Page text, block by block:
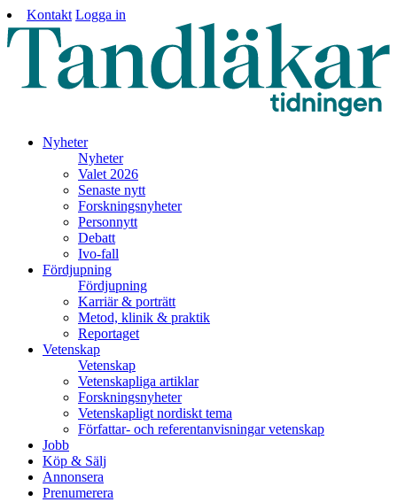
Kontakt Logga in
Nyheter
Nyheter
Valet 2026
Senaste nytt
Forskningsnyheter
Personnytt
Debatt
Ivo-fall
Fördjupning
Fördjupning
Karriär & porträtt
Metod, klinik & praktik
Reportaget
Vetenskap
Vetenskap
Vetenskapliga artiklar
Forskningsnyheter
Vetenskapligt nordiskt tema
Författar- och referentanvisningar vetenskap
Jobb
Köp & Sälj
Annonsera
Prenumerera